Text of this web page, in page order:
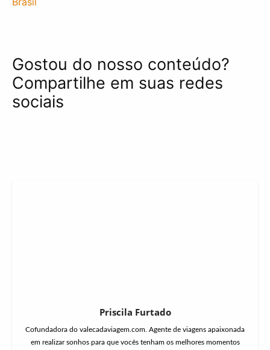
Gostou do nosso conteúdo?
Compartilhe em suas redes
sociais
Priscila Furtado
Cofundadora do valecadaviagem.com. Agente de viagens apaixonada
em realizar sonhos para que vocês tenham os melhores momentos